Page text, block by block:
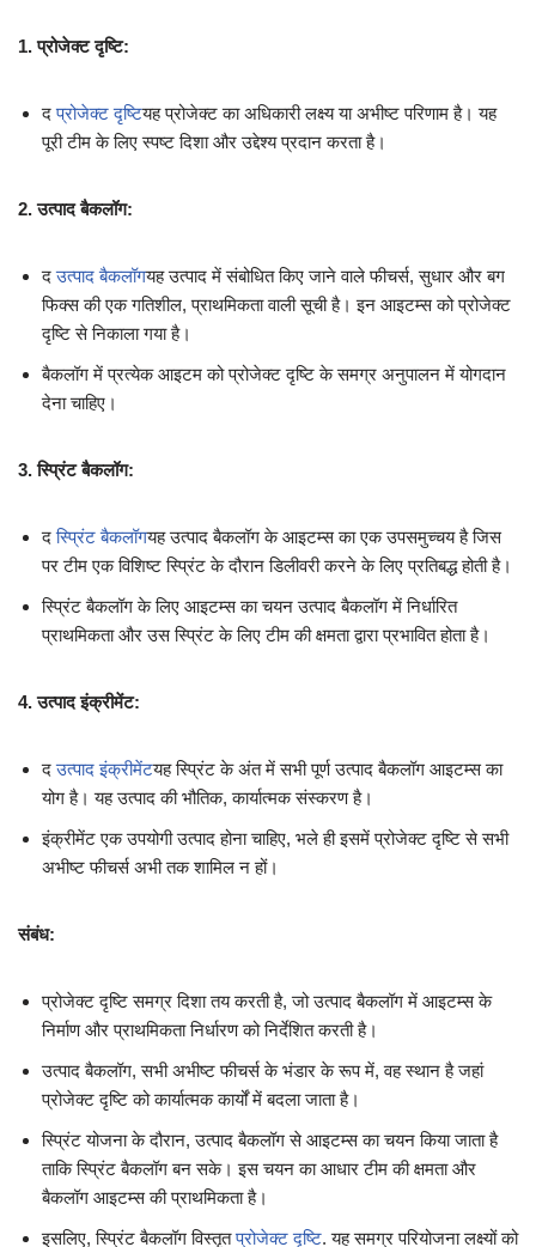
1. प्रोजेक्ट दृष्टि:
दप्रोजेक्ट दृष्टियह प्रोजेक्ट का अधिकारी लक्ष्य या अभीष्ट परिणाम है। यह
पूरी टीम के लिए स्पष्ट दिशा और उद्देश्य प्रदान करता है।
2. उत्पाद बैकलॉग:
दउत्पाद बैकलॉगयह उत्पाद में संबोधित किए जाने वाले फीचर्स, सुधार और बग
फिक्स की एक गतिशील, प्राथमिकता वाली सूची है। इन आइटम्स को प्रोजेक्ट
दृष्टि से निकाला गया है।
बैकलॉग में प्रत्येक आइटम को प्रोजेक्ट दृष्टि के समग्र अनुपालन में योगदान
देना चाहिए।
3. स्प्रिंट बैकलॉग:
दस्प्रिंट बैकलॉगयह उत्पाद बैकलॉग के आइटम्स का एक उपसमुच्चय है जिस
पर टीम एक विशिष्ट स्प्रिंट के दौरान डिलीवरी करने के लिए प्रतिबद्ध होती है।
स्प्रिंट बैकलॉग के लिए आइटम्स का चयन उत्पाद बैकलॉग में निर्धारित
प्राथमिकता और उस स्प्रिंट के लिए टीम की क्षमता द्वारा प्रभावित होता है।
4. उत्पाद इंक्रीमेंट:
दउत्पाद इंक्रीमेंटयह स्प्रिंट के अंत में सभी पूर्ण उत्पाद बैकलॉग आइटम्स का
योग है। यह उत्पाद की भौतिक, कार्यात्मक संस्करण है।
इंक्रीमेंट एक उपयोगी उत्पाद होना चाहिए, भले ही इसमें प्रोजेक्ट दृष्टि से सभी
अभीष्ट फीचर्स अभी तक शामिल न हों।
संबंध:
प्रोजेक्ट दृष्टि समग्र दिशा तय करती है, जो उत्पाद बैकलॉग में आइटम्स के
निर्माण और प्राथमिकता निर्धारण को निर्देशित करती है।
उत्पाद बैकलॉग, सभी अभीष्ट फीचर्स के भंडार के रूप में, वह स्थान है जहां
प्रोजेक्ट दृष्टि को कार्यात्मक कार्यों में बदला जाता है।
स्प्रिंट योजना के दौरान, उत्पाद बैकलॉग से आइटम्स का चयन किया जाता है
ताकि स्प्रिंट बैकलॉग बन सके। इस चयन का आधार टीम की क्षमता और
बैकलॉग आइटम्स की प्राथमिकता है।
इसलिए, स्प्रिंट बैकलॉग विस्तृतप्रोजेक्ट दृष्टि. यह समग्र परियोजना लक्ष्यों को